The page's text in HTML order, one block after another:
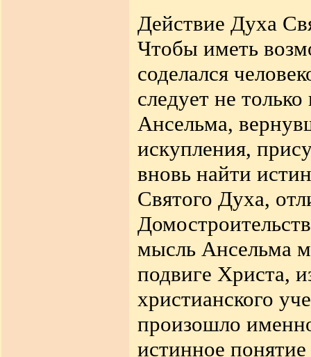
Действие Духа
Чтобы иметь
соделался
следует не
Ансельма,
искупления,
вновь найти
Святого Духа,
мысль Ансельма
подвиге Христа,
христианского
произошло
истинное